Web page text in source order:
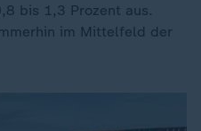
bis 1,3 Prozent aus.
im Mittelfeld der